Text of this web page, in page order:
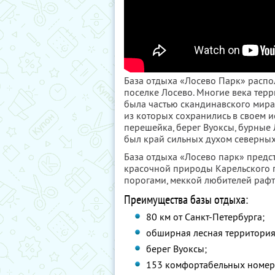
База отдыха «Лосево Парк»
поселке Лосево. Многие века
была частью скандинавского
из которых сохранились в своем
перешейка, берег Вуоксы, бурные
был край сильных духом
База отдыха «Лосево парк»
красочной природы
порогами, меккой любителей
Преимущества базы отдыха:
80 км от Санкт-Петербурга;
обширная лесная
берег Вуоксы;
153 комфортабельных